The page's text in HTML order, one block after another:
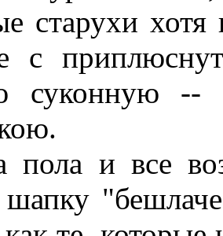
старухи
с
суконную --
и все